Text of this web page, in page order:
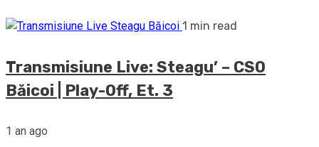
1 min read
Transmisiune Live: Steagu’ – CSO
Băicoi | Play-Off, Et. 3
1 an ago